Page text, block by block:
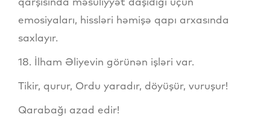
emosiyaları, hissləri həmişə qapı arxasında
saxlayır.
18. İlham Əliyevin görünən işləri var.
Tikir, qurur, Ordu yaradır, döyüşür, vuruşur!
Qarabağı azad edir!